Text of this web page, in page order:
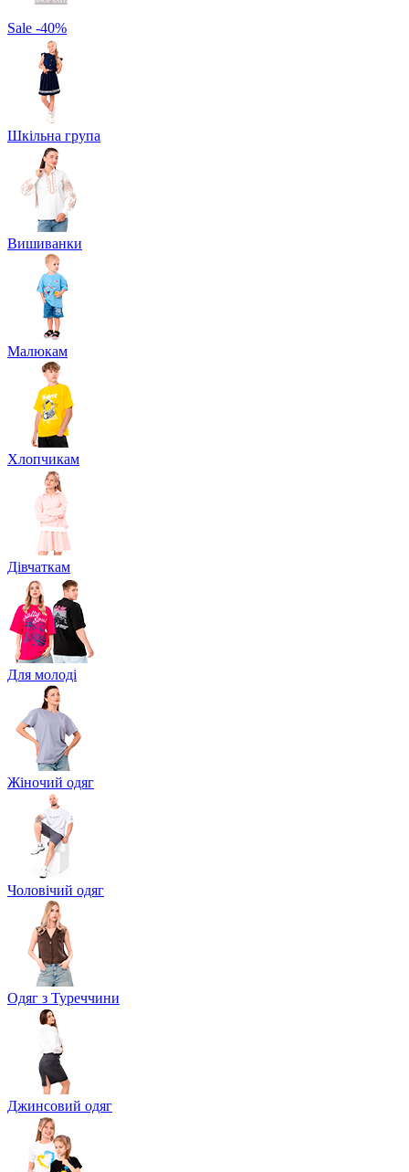
Sale -40%
Шкільна група
Вишиванки
Малюкам
Хлопчикам
Дівчаткам
Для молоді
Жіночий одяг
Чоловічий одяг
Одяг з Туреччини
Джинсовий одяг